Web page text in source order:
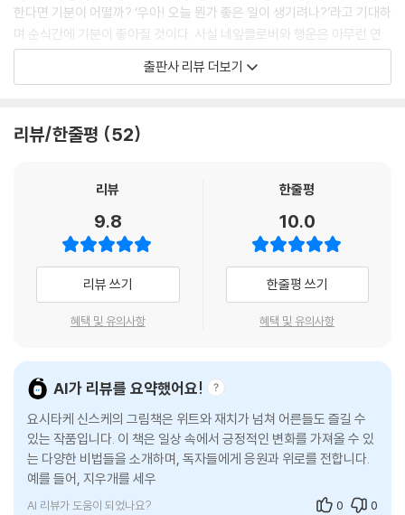
한다면 기분이 어떨까? ‘우아! 오늘 뭔가 좋은 일이 생기려나?’라고 기대하
며 순식간에 기분이 좋아질 것이다. 사실 네잎클로버와 행운은 아무런 연
관이 없는데도 말이다.
정한 책이다. 여기에는 우리가 한 번도 들어보지 못했을 삶의 비법들이 가
비법들이기 때문이다.
조금은 황당하고 엉뚱한 이 비법들은 누구나 따라 할 수 있을 만큼 쉽고 간
단하고 무엇보다 웃기다. 머릿속이 복잡할 때 가만히 누워 이마에 과일 하
나를 올리고 있으면 좋은 생각이 번뜩 떠오르고, 저녁 메뉴를 고르기 전에
비슷한 모양의 물건 두 개를 붙여 놓으면 쉽게 정할 수 있고, 귀여운 것을
많이 보면 내 얼굴도 귀여워지며, 우유를 17번 휘저으면 대중교통에서 내
아무런 근거는 없지만 그럼에도 혹시나 이루어지지 않을까 기대하며 따라
하다가 금세 웃음이 터질 법한 귀여운 행동들이다. 어쩌면 요시타케 신스
케 작가는 이런 엉뚱한 행동을 통해 우리가 잊고 지냈던 마음속 여유와 동
심을 되찾아주려는 것인지도 모른다. 이렇게 소소한 노력만으로 웃음이 터
지고 순식간에 기분이 좋아진다니! 그렇다면 이 비법들은 꽤 효과가 대단
한 것이 아닐까?
출판사 리뷰 더보기
리뷰/한줄평 52
리뷰
9.8
리뷰 쓰기
혜택 및 유의사항
한줄평
10.0
한줄평 쓰기
혜택 및 유의사항
AI가 리뷰를 요약했어요!
요시타케 신스케의 그림책은 위트와 재치가 넘쳐 어른들도 즐길 수
있는 작품입니다. 이 책은 일상 속에서 긍정적인 변화를 가져올 수 있
는 다양한 비법들을 소개하며, 독자들에게 응원과 위로를 전합니다.
예를 들어, 지우개를 세우면 긍정적인 마음이 오래 지속된다거나, 같
은 물건